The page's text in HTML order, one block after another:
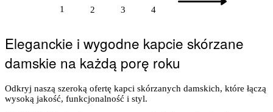
1 2 3 4
Eleganckie i wygodne kapcie skórzane
damskie na każdą porę roku
Odkryj naszą szeroką ofertę kapci skórzanych damskich, które łączą
wysoką jakość, funkcjonalność i styl.